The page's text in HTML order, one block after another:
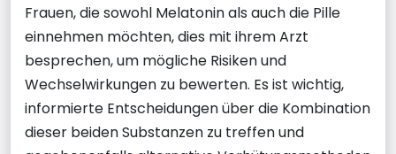
Frauen, die sowohl Melatonin als auch die Pille
einnehmen möchten, dies mit ihrem Arzt
besprechen, um mögliche Risiken und
Wechselwirkungen zu bewerten. Es ist wichtig,
informierte Entscheidungen über die Kombination
dieser beiden Substanzen zu treffen und